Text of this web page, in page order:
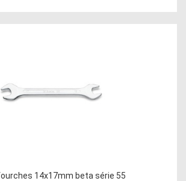
14x17mm beta série 55